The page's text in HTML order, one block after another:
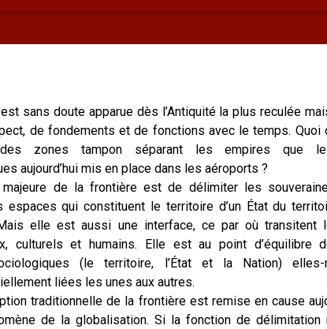
sans doute apparue dès l’Antiquité la plus reculée
de fondements et de fonctions avec le temps. Quoi
zones tampon séparant les empires que
aujourd’hui mis en place dans les aéroports ?
majeure de la frontière est de délimiter les
espaces qui constituent le territoire d’un État du
elle est aussi une interface, ce par où transitent
culturels et humains. Elle est au point d’équilibre
(le territoire, l’État et la Nation) elles-
liées les unes aux autres.
traditionnelle de la frontière est remise en cause
de la globalisation. Si la fonction de délimitation